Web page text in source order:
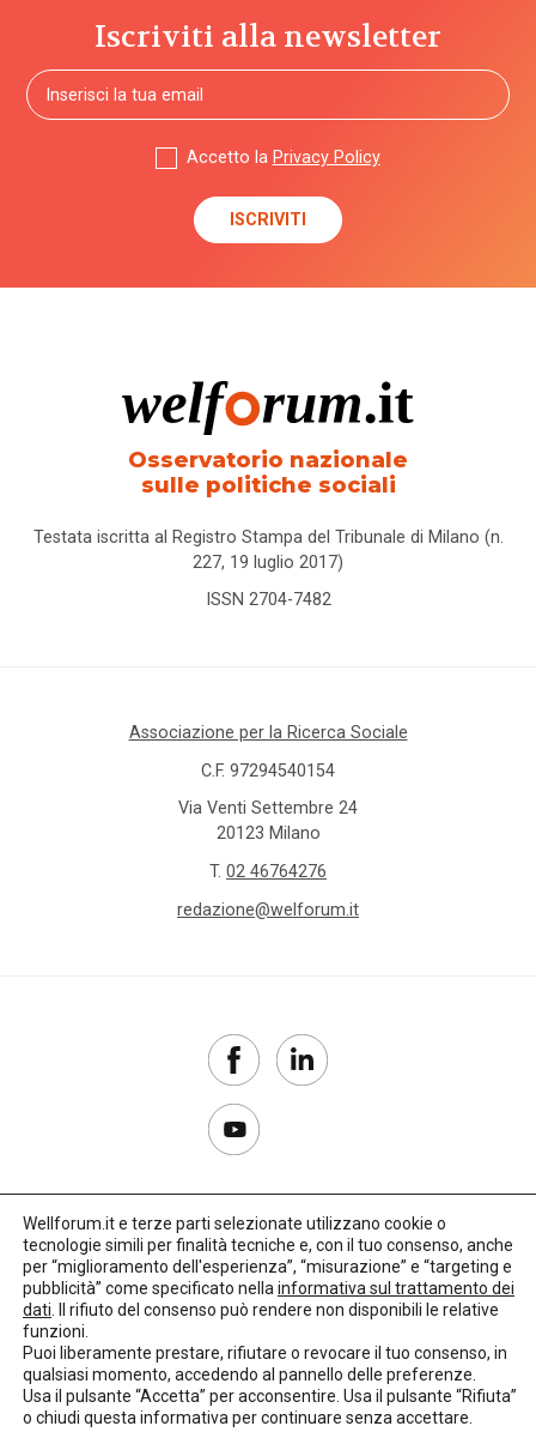
Iscriviti alla newsletter
Accetto la Privacy Policy
Osservatorio nazionale
sulle politiche sociali
Testata iscritta al Registro Stampa del Tribunale di Milano (n.
227, 19 luglio 2017)
ISSN 2704-7482
Associazione per la Ricerca Sociale
C.F. 97294540154
Via Venti Settembre 24
20123 Milano
T. 02 46764276
redazione@welforum.it
Copyright 2017–2026
Privacy Policy
Credits: LO Studio
Wellforum.it e terze parti selezionate utilizzano cookie o
tecnologie simili per finalità tecniche e, con il tuo consenso, anche
per “miglioramento dell'esperienza”, “misurazione” e “targeting e
pubblicità” come specificato nella informativa sul trattamento dei
dati . Il rifiuto del consenso può rendere non disponibili le relative
funzioni.
Puoi liberamente prestare, rifiutare o revocare il tuo consenso, in
qualsiasi momento, accedendo al pannello delle preferenze.
Usa il pulsante “Accetta” per acconsentire. Usa il pulsante “Rifiuta”
o chiudi questa informativa per continuare senza accettare.